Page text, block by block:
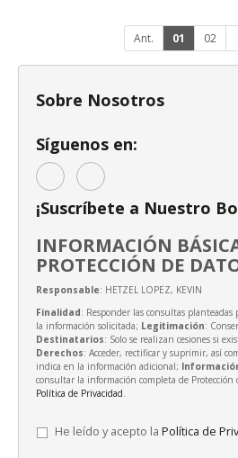
Ant. 01 02
Sobre Nosotros
Síguenos en:
¡Suscríbete a Nuestro
INFORMACIÓN
PROTECCIÓN DE
Responsable: HETZEL LOPEZ, KEVIN
Finalidad: Responder las consultas
la información solicitada; Legitimación:
Destinatarios: Solo se realizan cesiones si
Derechos: Acceder, rectificar y suprimir, así
indica en la información adicional;
consultar la información completa de Protección
Política de Privacidad.
He leído y acepto la Política de